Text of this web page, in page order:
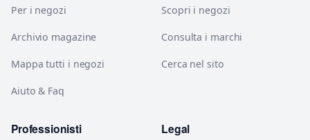
Per i negozi
Archivio magazine
Mappa tutti i negozi
Aiuto & Faq
Scopri i negozi
Consulta i marchi
Cerca nel sito
Professionisti Legal